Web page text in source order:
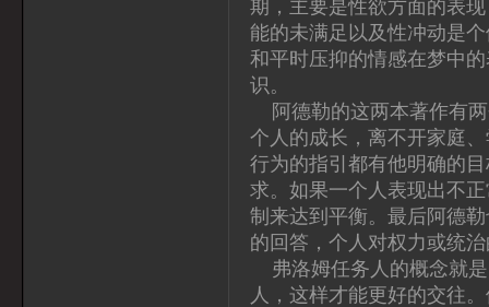
期，主要是性欲方面的表
能的未满足以及性冲动是
和平时压抑的情感在梦中
识。
阿德勒的这两本著作有两
个人的成长，离不开家庭
行为的指引都有他明确的
求。如果一个人表现出不
制来达到平衡。最后阿德
的回答，个人对权力或统
弗洛姆任务人的概念就是
人，这样才能更好的交往